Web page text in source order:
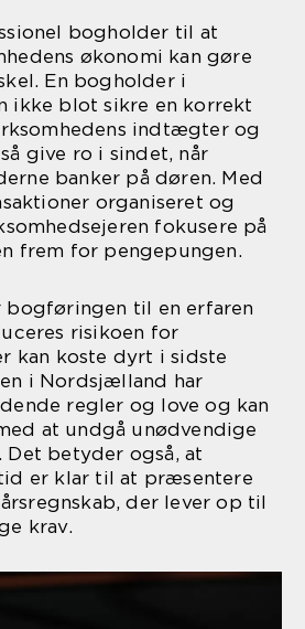
bogholder til at
økonomi kan gøre
En bogholder i
ikke blot sikre en korrekt
indtægter og
give ro i sindet, når
banker på døren. Med
organiseret og
fokusere på
frem for pengepungen.
bogføringen til en erfaren
risikoen for
kan koste dyrt i sidste
i Nordsjælland har
regler og love og kan
at undgå unødvendige
Det betyder også, at
er klar til at præsentere
der lever op til
krav.